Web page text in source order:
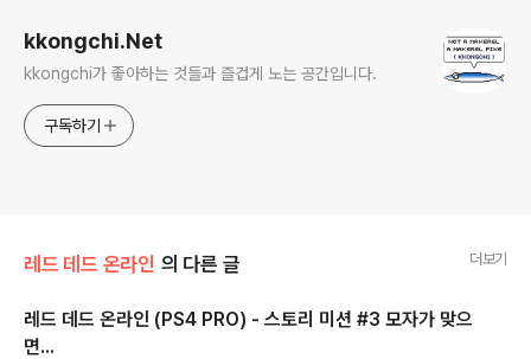
kkongchi.Net
kkongchi가 좋아하는 것들과 즐겁게 노는 공간입니다.
구독하기
레드 데드 온라인 의 다른 글 더보기
레드 데드 온라인 (PS4 PRO) - 스토리 미션 #3 모자가 맞으
면...